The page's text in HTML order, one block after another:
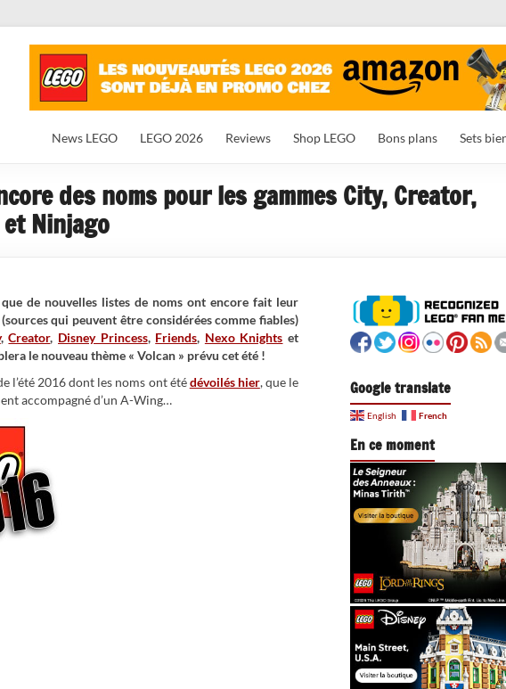
News LEGO LEGO 2026 Reviews Shop LEGO Bons plans Sets
des noms pour les gammes City, Creator,
Ninjago
de nouvelles listes de noms ont encore fait leur
(sources qui peuvent être considérées comme fiables)
,Creator, Disney Princess, Friends, Nexo Knights et
le nouveau thème « Volcan » prévu cet été !
l’été 2016 dont les noms ont étédévoilés hier, que le
accompagné d’un A-Wing…
Google translate
English French
En ce moment